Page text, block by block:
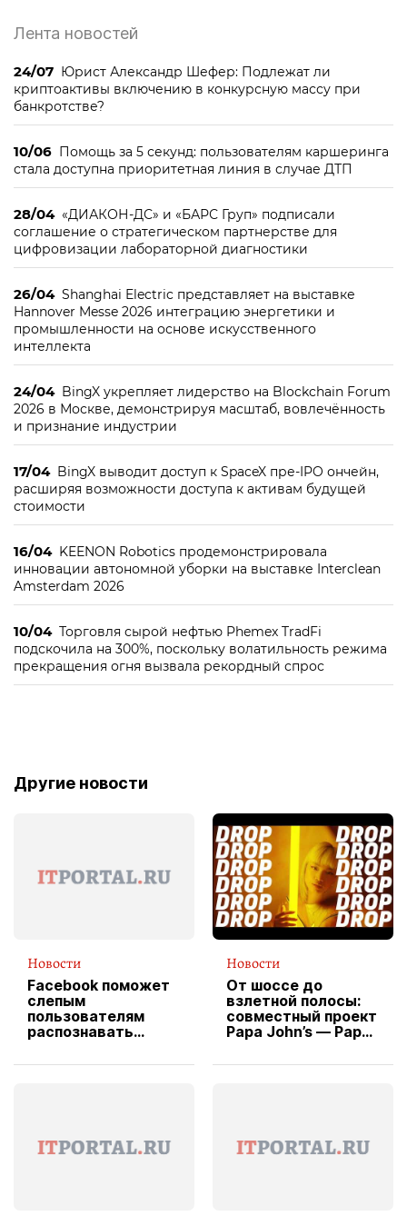
Лента новостей
24/07 Юрист Александр Шефер: Подлежат ли
криптоактивы включению в конкурсную массу при
банкротстве?
10/06 Помощь за 5 секунд: пользователям каршеринга
стала доступна приоритетная линия в случае ДТП
28/04 «ДИАКОН-ДС» и «БАРС Груп» подписали
соглашение о стратегическом партнерстве для
цифровизации лабораторной диагностики
26/04 Shanghai Electric представляет на выставке
Hannover Messe 2026 интеграцию энергетики и
промышленности на основе искусственного
интеллекта
24/04 BingX укрепляет лидерство на Blockchain Forum
2026 в Москве, демонстрируя масштаб, вовлечённость
и признание индустрии
17/04 BingX выводит доступ к SpaceX пре-IPO ончейн,
расширяя возможности доступа к активам будущей
стоимости
16/04 KEENON Robotics продемонстрировала
инновации автономной уборки на выставке Interclean
Amsterdam 2026
10/04 Торговля сырой нефтью Phemex TradFi
подскочила на 300%, поскольку волатильность режима
прекращения огня вызвала рекордный спрос
Другие новости
Новости
Facebook поможет
слепым
пользователям
распознавать
Новости
От шоссе до
взлетной полосы:
совместный проект
Papa John’s — Papa
вводит